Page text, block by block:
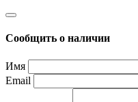
Сообщить о наличии
Имя
Email